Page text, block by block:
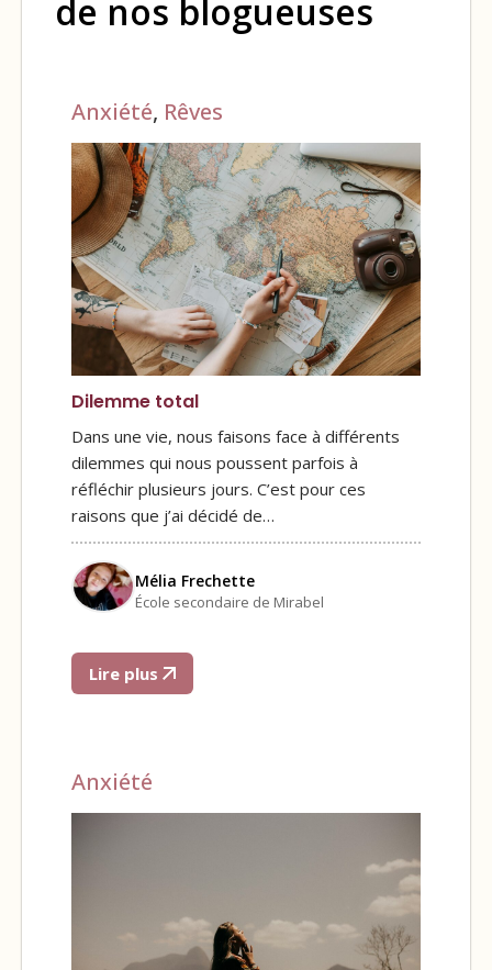
de nos blogueuses
Anxiété, Rêves
Dilemme total
Dans une vie, nous faisons face à différents
dilemmes qui nous poussent parfois à
réfléchir plusieurs jours. C’est pour ces
raisons que j’ai décidé de…
Mélia Frechette
École secondaire de Mirabel
Lire plus
Anxiété